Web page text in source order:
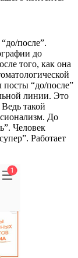
после”.
до
того, как она
“до/после”
линии. Это
такой
До
Человек
Работает